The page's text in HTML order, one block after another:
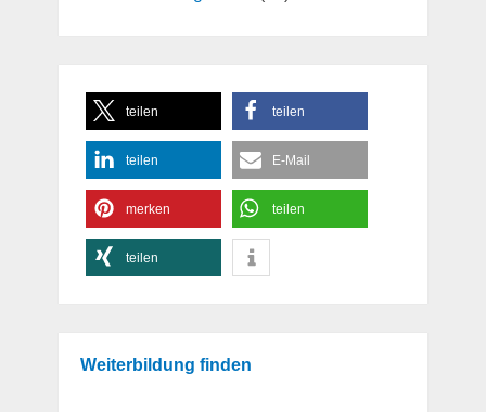
teilen teilen
teilen E-Mail
merken teilen
teilen
Weiterbildung finden